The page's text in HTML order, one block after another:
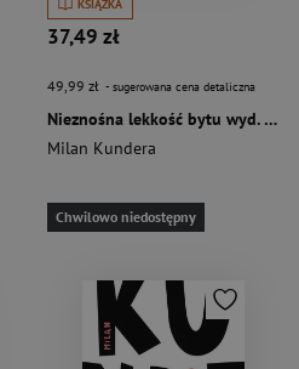
KSIĄŻKA
37,49 zł
49,99 zł - sugerowana cena detaliczna
Nieznośna lekkość bytu wyd. 2024
Milan Kundera
Chwilowo niedostępny